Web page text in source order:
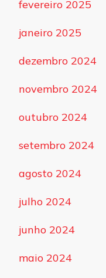
fevereiro 2025
janeiro 2025
dezembro 2024
novembro 2024
outubro 2024
setembro 2024
agosto 2024
julho 2024
junho 2024
maio 2024